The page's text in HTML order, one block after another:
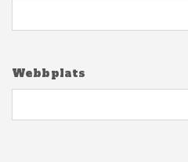
Webbplats